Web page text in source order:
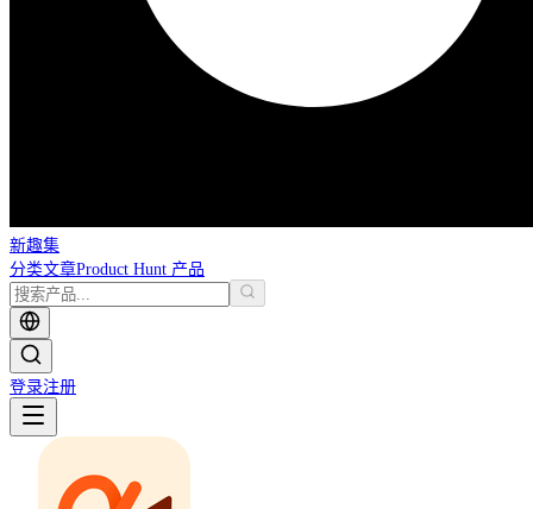
新趣集
分类文章Product Hunt 产品
登录注册